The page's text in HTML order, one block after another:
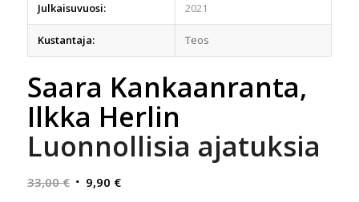
Julkaisuvuosi: 2021
Kustantaja: Teos
Saara Kankaanranta,
Ilkka Herlin
Luonnollisia ajatuksia
33,00€ Alkuperäinen
9,90 €Nykyinen